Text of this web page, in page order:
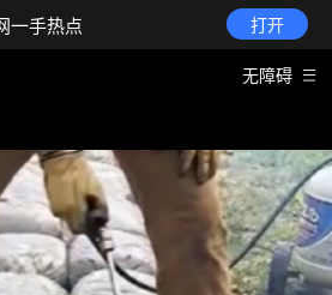
一手热点 打开
无障碍